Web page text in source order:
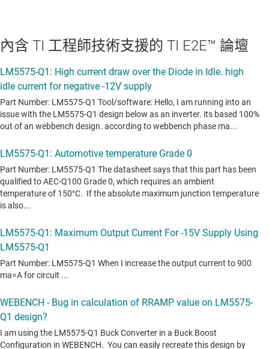
內含 TI 工程師技術支援的 TI E2E™ 論壇